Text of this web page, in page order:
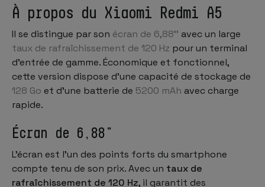
À propos du Xiaomi Redmi A5
Il se distingue par son écran de 6,88'' avec un large
taux de rafraîchissement de 120 Hz pour un terminal
d'entrée de gamme. Économique et fonctionnel,
cette version dispose d'une capacité de stockage de
128 Go et d'une batterie de 5200 mAh avec charge
rapide.
Écran de 6,88"
L'écran est l'un des points forts du smartphone
compte tenu de son prix. Avec un taux de
rafraîchissement de 120 Hz, il garantit des